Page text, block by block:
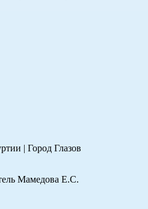
| Город Глазов
Мамедова Е.С.